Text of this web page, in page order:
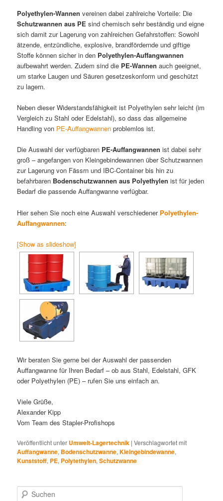
Polyethylen-Wannen vereinen dabei zahlreiche Vorteile: Die
Schutzwannen aus PE sind chemisch sehr beständig und eigne
sich damit zur Lagerung von zahlreichen Gefahrstoffen: Sowohl
ätzende, entzündliche, explosive, brandfördernde und giftige
Stoffe können sicher in den Polyethylen-Auffangwannen
aufbewahrt werden. Zudem sind die PE-Wannen auch geeignet,
um starke Laugen und Säuren gesetzeskonform und geschützt
zu lagern.
Neben dieser Widerstandsfähigkeit ist Polyethylen sehr leicht (im
Vergleich zu Stahl oder Edelstahl), so dass das allgemeine
Handling von PE-Auffangwannen problemlos ist.
Die Auswahl der verfügbaren PE-Auffangwannen ist dabei sehr
groß – angefangen von Kleingebindewannen über Schutzwannen
zur Lagerung von Fässrn und IBC-Container bis hin zu
befahrbaren Bodenschutzwannen aus Polyethylen ist für jeden
Bedarf die passende Auffangwanne verfügbar.
Hier sehen Sie noch eine Auswahl verschiedener Polyethylen-
Auffangwannen:
[Show as slideshow]
Wir beraten Sie gerne bei der Auswahl der passenden
Auffangwanne für Ihren Bedarf – ob aus Stahl, Edelstahl, GFK
oder Polyethylen (PE) – rufen Sie uns einfach an.
Viele Grüße,
Alexander Kipp
Vom Team des Stapler-Profishops
Veröffentlicht unter Umwelt-Lagertechnik |Verschlagwortet mit
Auffangwanne, Bodenschutzwanne,Kleingebindewanne,
Kunststoff, PE, Polytethylen,Schutzwanne
Suchen